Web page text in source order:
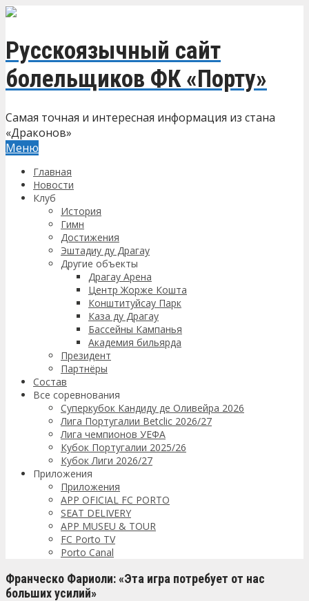
Русскоязычный сайт
болельщиков ФК «Порту»
Самая точная и интересная информация из стана
«Драконов»
Меню
Главная
Новости
Клуб
История
Гимн
Достижения
Эштадиу ду Драгау
Другие объекты
Драгау Арена
Центр Жорже Кошта
Конштитуйсау Парк
Каза ду Драгау
Бассейны Кампанья
Академия бильярда
Президент
Партнёры
Состав
Все соревнования
Суперкубок Кандиду де Оливейра 2026
Лига Португалии Betclic 2026/27
Лига чемпионов УЕФА
Кубок Португалии 2025/26
Кубок Лиги 2026/27
Приложения
Приложения
APP OFICIAL FC PORTO
SEAT DELIVERY
APP MUSEU & TOUR
FC Porto TV
Porto Canal
Франческо Фариоли: «Эта игра потребует от нас
больших усилий»